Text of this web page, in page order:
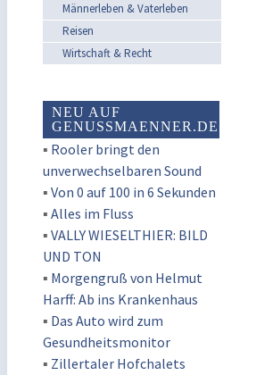
Männerleben & Vaterleben
Reisen
Wirtschaft & Recht
NEU AUF
GENUSSMAENNER.DE
▪ Rooler bringt den
unverwechselbaren Sound
▪ Von 0 auf 100 in 6 Sekunden
▪ Alles im Fluss
▪ VALLY WIESELTHIER: BILD
UND TON
▪ Morgengruß von Helmut
Harff: Ab ins Krankenhaus
▪ Das Auto wird zum
Gesundheitsmonitor
▪ Zillertaler Hofchalets